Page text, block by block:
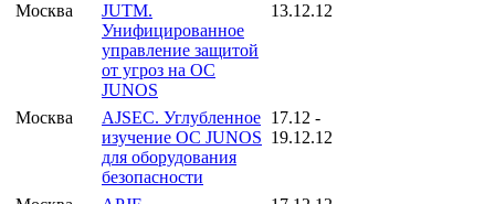
Москва
JUTM.
Унифицированное
управление защитой
от угроз на ОС
JUNOS
13.12.12
Москва
AJSEC. Углубленное
изучение ОС JUNOS
для оборудования
безопасности
17.12 -
19.12.12